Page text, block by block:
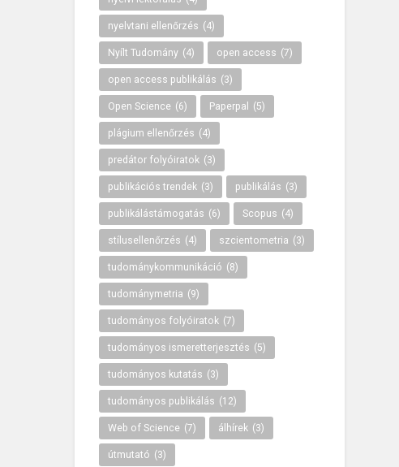
nyelvtani ellenőrzés (4)
Nyílt Tudomány (4) open access (7)
open access publikálás (3)
Open Science (6) Paperpal (5)
plágium ellenőrzés (4)
predátor folyóiratok (3)
publikációs trendek (3) publikálás (3)
publikálástámogatás (6) Scopus (4)
stílusellenőrzés (4) szcientometria (3)
tudománykommunikáció (8)
tudománymetria (9)
tudományos folyóiratok (7)
tudományos ismeretterjesztés (5)
tudományos kutatás (3)
tudományos publikálás (12)
Web of Science (7) álhírek (3)
útmutató (3)